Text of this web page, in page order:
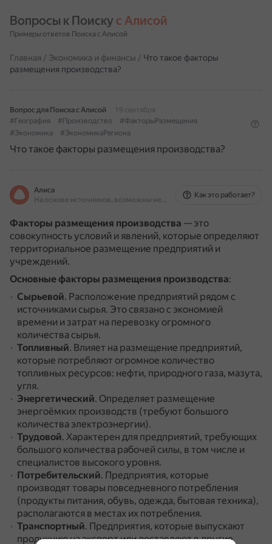
Вопросы к Поиску с Алисой
Примеры ответов Поиска с Алисой
Главная / Экономика и финансы / Что такое факторы
размещения производства?
Вопрос для Поиска с Алисой
19 сентября
#География
#Производство
#ФакторыРазмещения
#Экономика
#ЭкономикаРегиона
Что такое факторы размещения производства?
Алиса
На основе источников, возможны неточности
Как это работает?
Факторы размещения производства — это
совокупность условий и явлений, которые определяют
территориальное размещение предприятий и
учреждений.
Основные факторы размещения производства:
Сырьевой. Расположение предприятий рядом с
источниками сырья. Это связано с экономией
времени и затрат на перевозку огромного
количества сырья.
Топливный. Влияет на размещение предприятий,
которые потребляют огромное количество
топливных ресурсов: нефти, природного газа, мазута,
угля.
Энергетический. Определяет размещение
энергоёмких производств (требуют большого
количества электроэнергии).
Трудовой. Характерен для предприятий, требующих
большого количества рабочей силы, в том числе и
специалистов высокого уровня.
Потребительский. Предприятия, которые
производят товары повседневного потребления
(продукты питания, обувь, одежда, бытовая техника),
располагаются в местах их потребления.
Транспортный. Предприятия, которые выпускают
продукцию на экспорт или доставляют в другие